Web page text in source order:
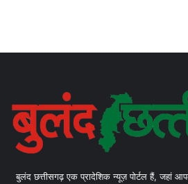
बुलंद छत्तीसगढ़ एक प्रादेशिक न्यूज़ पोर्टल हैं, जहां